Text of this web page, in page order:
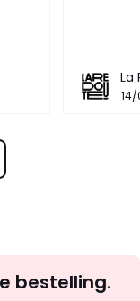
La
bestelling.